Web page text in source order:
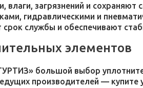
влаги, загрязнений и
гидравлическими и
срок службы и обеспечивают
элементов
большой выбор
производителей —